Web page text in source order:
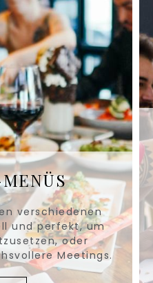
verschiedenen
und perfekt, um
oder
Meetings.